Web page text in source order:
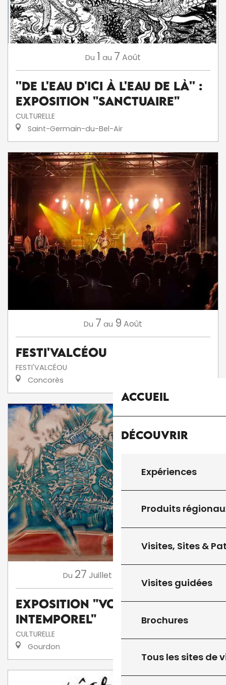
Accueil
Découvrir
Expériences
Produits
Visites, Sites &
Visites guidées
Brochures
Tous les sites de
Du 1 au 7 Août
''De l'eau d'ici à l'eau de là'' :
exposition "Sanctuaire"
CULTURELLE
Saint-Germain-du-Bel-Air
Du 7 au 9 Août
Festi'ValCéou
FESTI'VALCÉOU
Concorès
Du 27 Juillet
Exposition "Voyage
intemporel"
CULTURELLE
Gourdon